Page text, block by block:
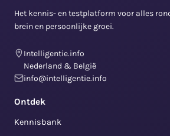
Het kennis- en testplatform voor alles
brein en persoonlijke groei.
Intelligentie.info
Nederland & België
info@intelligentie.info
Ontdek
Kennisbank